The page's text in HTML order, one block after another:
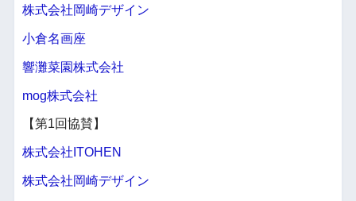
株式会社岡崎デザイン
小倉名画座
響灘菜園株式会社
mog株式会社
【第1回協賛】
株式会社ITOHEN
株式会社岡崎デザイン